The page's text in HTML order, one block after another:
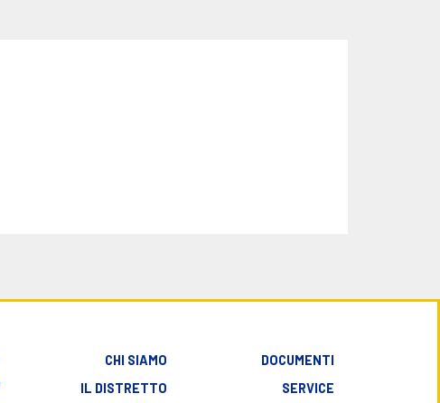
CHI SIAMO
IL DISTRETTO
DOCUMENTI
SERVICE